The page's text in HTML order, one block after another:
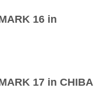
16 in
17 in CHIBA